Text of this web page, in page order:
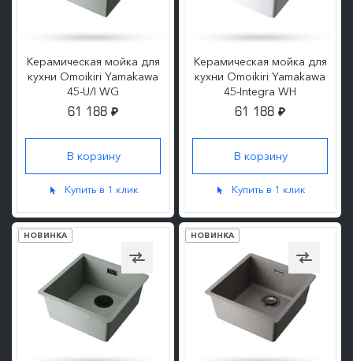
Керамическая мойка для
кухни Omoikiri Yamakawa
45-U/I WG
61 188 ₽
Купить в 1 клик
Керамическая мойка для
кухни Omoikiri Yamakawa
45-Integra WH
61 188 ₽
Купить в 1 клик
НОВИНКА
ПОДРОБНЕЕ
НОВИНКА
ПОДРОБНЕЕ